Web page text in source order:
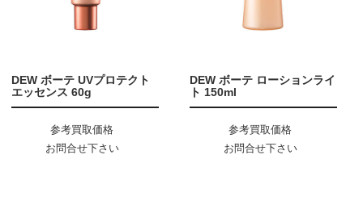
DEW ボーテ UVプロテクト
エッセンス 60g
参考買取価格
お問合せ下さい
DEW ボーテ ローションライ
ト 150ml
参考買取価格
お問合せ下さい